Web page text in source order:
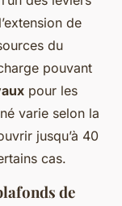
de
du
pouvant
pour les
varie selon la
jusqu’à 40
cas.
de